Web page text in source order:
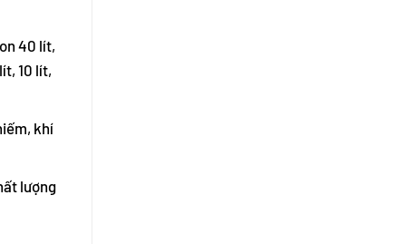
40 lít,
10 lít,
khí
lượng